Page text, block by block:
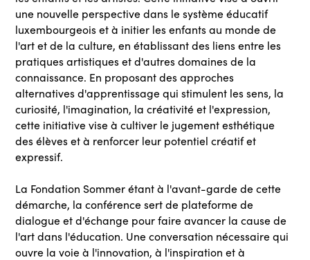
une nouvelle perspective dans le système éducatif
luxembourgeois et à initier les enfants au monde de
l'art et de la culture, en établissant des liens entre les
pratiques artistiques et d'autres domaines de la
connaissance. En proposant des approches
alternatives d'apprentissage qui stimulent les sens, la
curiosité, l'imagination, la créativité et l'expression,
cette initiative vise à cultiver le jugement esthétique
des élèves et à renforcer leur potentiel créatif et
expressif.
La Fondation Sommer étant à l'avant-garde de cette
démarche, la conférence sert de plateforme de
dialogue et d'échange pour faire avancer la cause de
l'art dans l'éducation. Une conversation nécessaire qui
ouvre la voie à l'innovation, à l'inspiration et à